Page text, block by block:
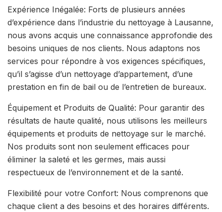
Expérience Inégalée: Forts de plusieurs années
d’expérience dans l’industrie du nettoyage à Lausanne,
nous avons acquis une connaissance approfondie des
besoins uniques de nos clients. Nous adaptons nos
services pour répondre à vos exigences spécifiques,
qu’il s’agisse d’un nettoyage d’appartement, d’une
prestation en fin de bail ou de l’entretien de bureaux.
Équipement et Produits de Qualité: Pour garantir des
résultats de haute qualité, nous utilisons les meilleurs
équipements et produits de nettoyage sur le marché.
Nos produits sont non seulement efficaces pour
éliminer la saleté et les germes, mais aussi
respectueux de l’environnement et de la santé.
Flexibilité pour votre Confort: Nous comprenons que
chaque client a des besoins et des horaires différents.